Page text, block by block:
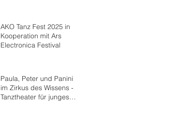
AKO Tanz Fest 2025 in
Kooperation mit Ars
Electronica Festival
Paula, Peter und Panini
im Zirkus des Wissens -
Tanztheater für junges